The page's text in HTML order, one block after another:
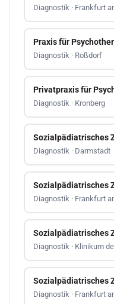
Diagnostik · Frankfurt
Praxis für
Diagnostik · Roßdorf
Privatpraxis für
Diagnostik · Kronberg
Sozialpädiatrisches
Diagnostik · Darmstadt
Sozialpädiatrisches
Diagnostik · Frankfurt
Sozialpädiatrisches
Diagnostik · Klinikum
Sozialpädiatrisches
Diagnostik · Frankfurt